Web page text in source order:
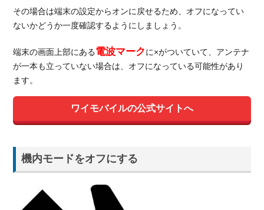
その場合は端末の設定からオンに戻せるため、オフになってい
ないかどうか一度確認するようにしましょう。
端末の画面上部にある電波マークに×がついていて、アンテナ
が一本も立っていない場合は、オフになっている可能性があり
ます。
ワイモバイルの公式サイトへ
機内モードをオフにする